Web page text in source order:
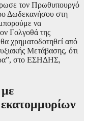
τον Πρωθυπουργό
Δωδεκανήσου στη
να
Γολγοθά της
θα χρηματοδοτηθεί από
Μετάβασης, ότι
στο ΕΣΗΔΗΣ,